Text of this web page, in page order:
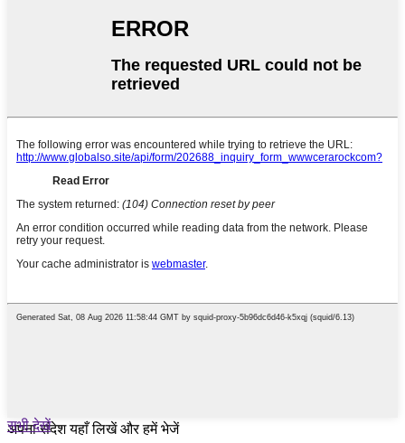
अपना संदेश यहाँ लिखें और हमें भेजें
सभी देखें